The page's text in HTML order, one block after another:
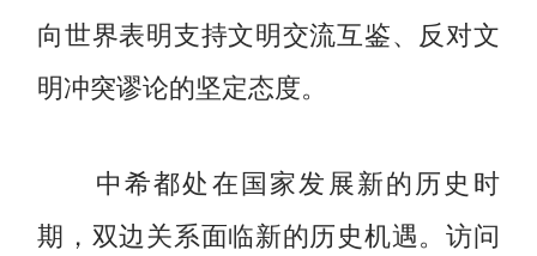
向世界表明支持文明交流互鉴、反对文
明冲突谬论的坚定态度。
中希都处在国家发展新的历史时
期，双边关系面临新的历史机遇。访问